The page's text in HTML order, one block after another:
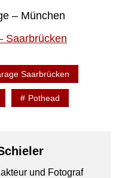
– München
Saarbrücken
Saarbrücken
Pothead
und Fotograf